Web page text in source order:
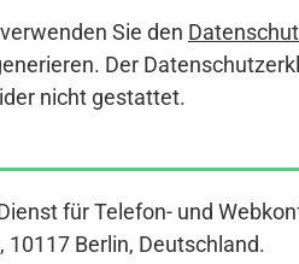
Sie den
Der
nicht gestattet.
für Telefon- und
Berlin, Deutschland.